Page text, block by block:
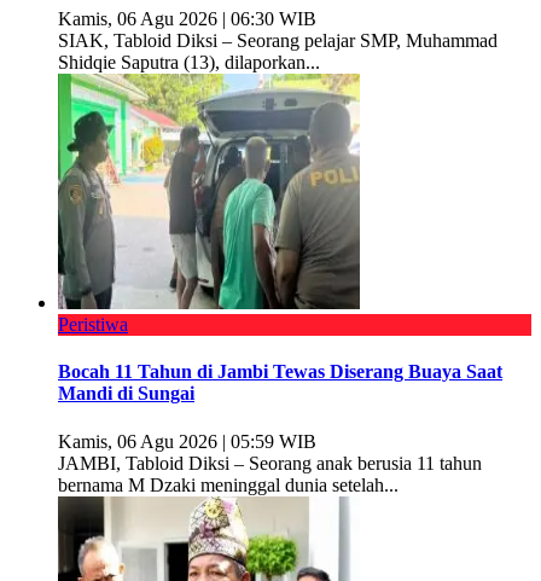
Kamis, 06 Agu 2026 | 06:30 WIB
SIAK, Tabloid Diksi – Seorang pelajar SMP, Muhammad
Shidqie Saputra (13), dilaporkan...
Peristiwa
Bocah 11 Tahun di Jambi Tewas Diserang Buaya Saat
Mandi di Sungai
Kamis, 06 Agu 2026 | 05:59 WIB
JAMBI, Tabloid Diksi – Seorang anak berusia 11 tahun
bernama M Dzaki meninggal dunia setelah...